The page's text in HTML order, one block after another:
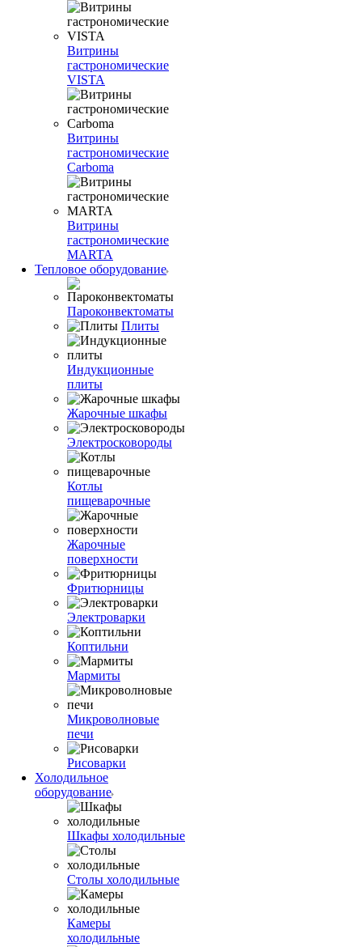
Витрины
гастрономические
VISTA
Витрины
гастрономические
Carboma
Витрины
гастрономические
MARTA
Тепловое оборудование
Пароконвектоматы
Плиты
Индукционные
плиты
Жарочные шкафы
Электросковороды
Котлы
пищеварочные
Жарочные
поверхности
Фритюрницы
Электроварки
Коптильни
Мармиты
Микроволновые
печи
Рисоварки
Холодильное
оборудование
Шкафы холодильные
Столы холодильные
Камеры
холодильные